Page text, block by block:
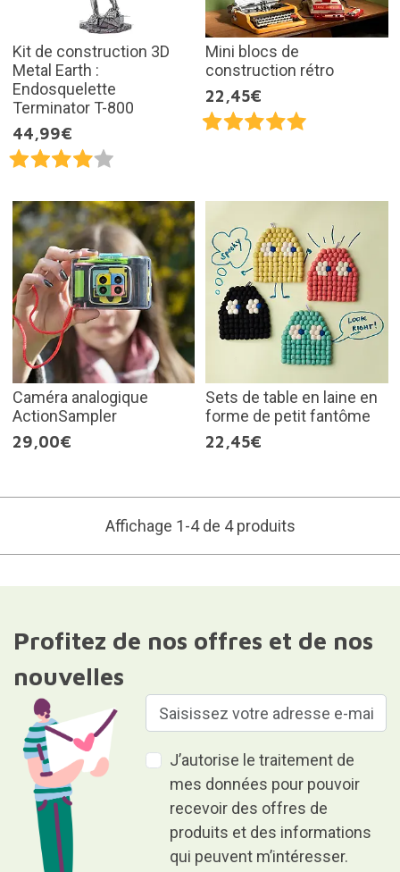
Kit de construction 3D
Metal Earth :
Endosquelette
Terminator T-800
44,99€
Mini blocs de
construction rétro
22,45€
Caméra analogique
ActionSampler
29,00€
Sets de table en laine en
forme de petit fantôme
22,45€
Affichage 1-4 de 4 produits
Profitez de nos offres et de nos
nouvelles
J’autorise le traitement de
mes données pour pouvoir
recevoir des offres de
produits et des informations
qui peuvent m’intéresser.